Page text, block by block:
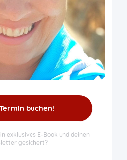
buchen!
exklusives E-Book und deinen
gesichert?